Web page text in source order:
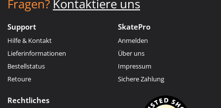
Fragen? Kontaktiere uns
Support
Hilfe & Kontakt
Lieferinformationen
Bestellstatus
Retoure
SkatePro
Anmelden
Über uns
Impressum
Sichere Zahlung
Rechtliches